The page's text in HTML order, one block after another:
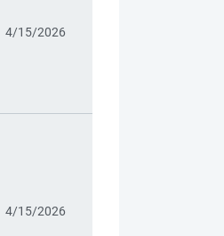
4/15/2026
4/15/2026